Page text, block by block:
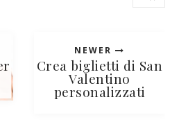
NEWER
Crea biglietti di San
Valentino
personalizzati